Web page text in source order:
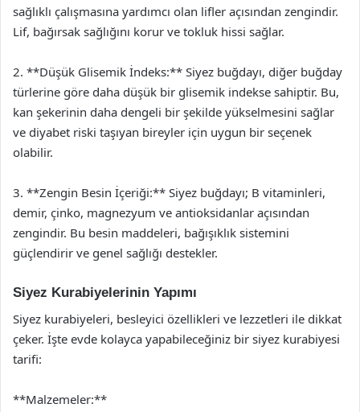
sağlıklı çalışmasına yardımcı olan lifler açısından zengindir.
Lif, bağırsak sağlığını korur ve tokluk hissi sağlar.
2. **Düşük Glisemik İndeks:** Siyez buğdayı, diğer buğday
türlerine göre daha düşük bir glisemik indekse sahiptir. Bu,
kan şekerinin daha dengeli bir şekilde yükselmesini sağlar
ve diyabet riski taşıyan bireyler için uygun bir seçenek
olabilir.
3. **Zengin Besin İçeriği:** Siyez buğdayı; B vitaminleri,
demir, çinko, magnezyum ve antioksidanlar açısından
zengindir. Bu besin maddeleri, bağışıklık sistemini
güçlendirir ve genel sağlığı destekler.
Siyez Kurabiyelerinin Yapımı
Siyez kurabiyeleri, besleyici özellikleri ve lezzetleri ile dikkat
çeker. İşte evde kolayca yapabileceğiniz bir siyez kurabiyesi
tarifi:
**Malzemeler:**